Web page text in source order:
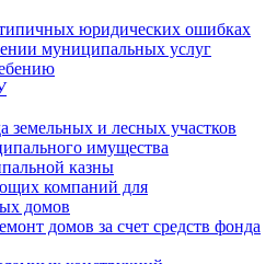
юридических ошибках
муниципальных услуг
земельных и лесных участков
имущества
казны
компаний для
домов
домов за счет средств фонда